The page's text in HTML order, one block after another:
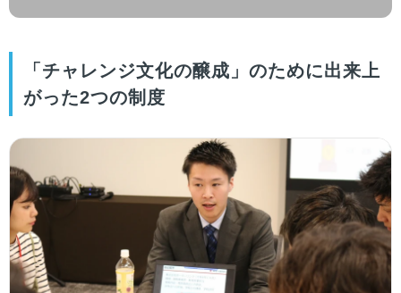
「チャレンジ文化の醸成」のために出来上
がった2つの制度